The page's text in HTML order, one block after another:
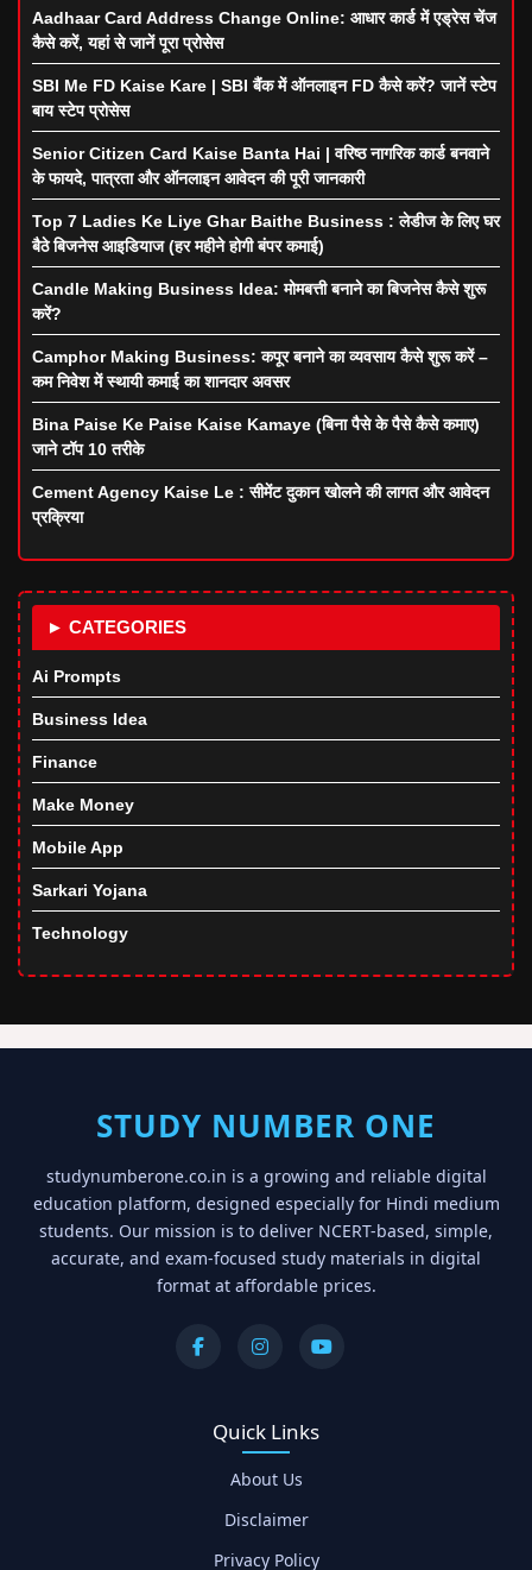
Aadhaar Card Address Change Online: आधार कार्ड में एड्रेस चेंज
कैसे करें, यहां से जानें पूरा प्रोसेस
SBI Me FD Kaise Kare | SBI बैंक में ऑनलाइन FD कैसे करें? जानें स्टेप
बाय स्टेप प्रोसेस
Senior Citizen Card Kaise Banta Hai | वरिष्ठ नागरिक कार्ड बनवाने
के फायदे, पात्रता और ऑनलाइन आवेदन की पूरी जानकारी
Top 7 Ladies Ke Liye Ghar Baithe Business : लेडीज के लिए घर
बैठे बिजनेस आइडियाज (हर महीने होगी बंपर कमाई)
Candle Making Business Idea: मोमबत्ती बनाने का बिजनेस कैसे शुरू
करें?
Camphor Making Business: कपूर बनाने का व्यवसाय कैसे शुरू करें –
कम निवेश में स्थायी कमाई का शानदार अवसर
Bina Paise Ke Paise Kaise Kamaye (बिना पैसे के पैसे कैसे कमाए)
जाने टॉप 10 तरीके
Cement Agency Kaise Le : सीमेंट दुकान खोलने की लागत और आवेदन
प्रक्रिया
► CATEGORIES
Ai Prompts
Business Idea
Finance
Make Money
Mobile App
Sarkari Yojana
Technology
STUDY NUMBER ONE
studynumberone.co.in is a growing and reliable digital
education platform, designed especially for Hindi medium
students. Our mission is to deliver NCERT-based, simple,
accurate, and exam-focused study materials in digital
format at affordable prices.
Quick Links
About Us
Disclaimer
Privacy Policy